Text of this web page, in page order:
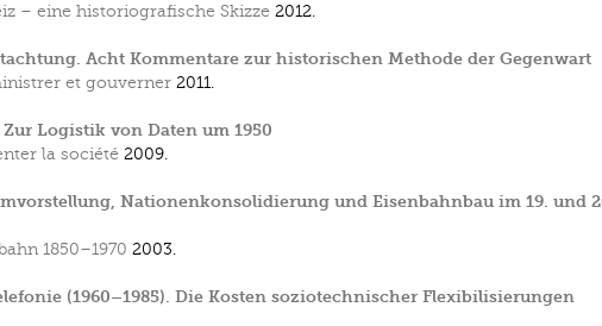
– eine historiografische Skizze 2012.
Acht Kommentare zur historischen Methode der Gegenwart
et gouverner 2011.
Logistik von Daten um 1950
la société 2009.
Nationenkonsolidierung und Eisenbahnbau im 19. und
1850–1970 2003.
(1960–1985). Die Kosten soziotechnischer Flexibilisierungen